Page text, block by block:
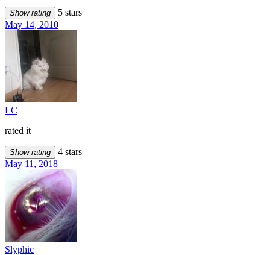
Show rating
5 stars
May 14, 2010
LC
rated it
Show rating
4 stars
May 11, 2018
Slyphic